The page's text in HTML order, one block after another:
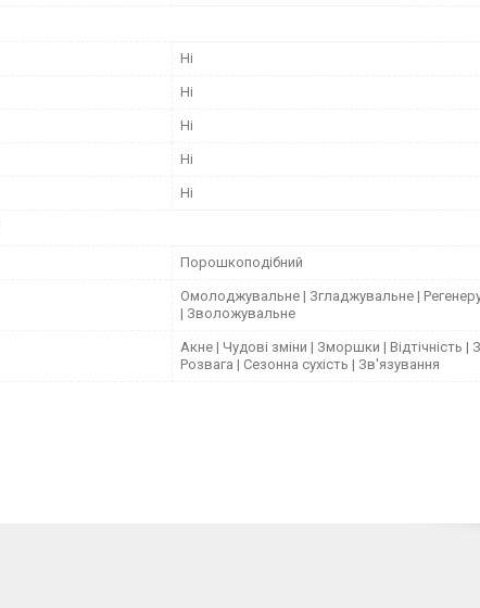
Ні
Ні
Ні
Ні
Ні
Порошкоподібний
Омолоджувальне | Згладжувальне |
| Зволожувальне
Акне | Чудові зміни | Зморшки | Відтічність |
Розвага | Сезонна сухість | Зв'язування